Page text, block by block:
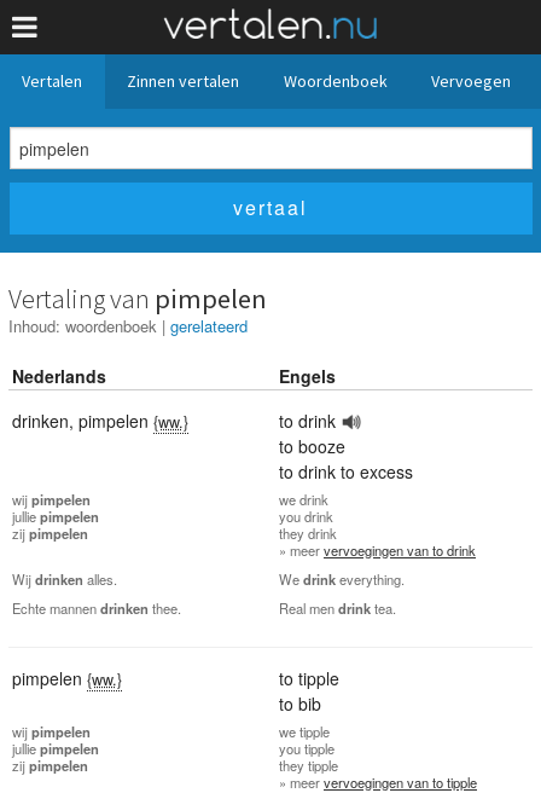
Vertalen Zinnen vertalen Woordenboek Vervoegen
Vertaling van pimpelen
Inhoud: woordenboek | gerelateerd
Nederlands
Engels
drinken, pimpelen {ww.}
to drink
to booze
to drink to excess
wijpimpelen
julliepimpelen
zijpimpelen
wedrink
youdrink
they drink
» meervervoegingen van to drink
Wijdrinken alles. Wedrinkeverything.
Echte mannendrinken thee. Real mendrinktea.
pimpelen {ww.}
to tipple
to bib
wijpimpelen
julliepimpelen
zijpimpelen
wetipple
youtipple
they tipple
» meervervoegingen van to tipple